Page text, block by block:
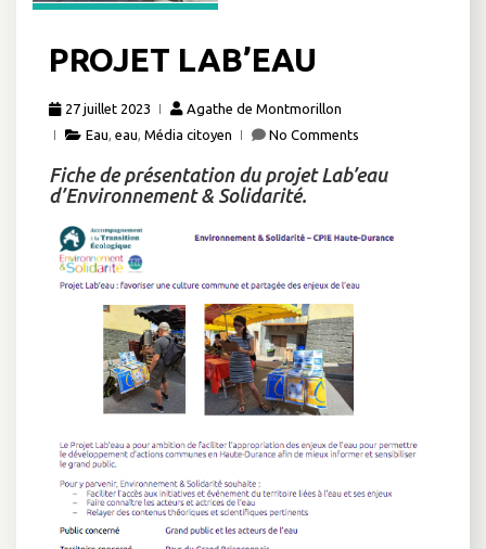
PROJET LAB’EAU
27 juillet 2023
Agathe de Montmorillon
Eau, eau, Média citoyen No Comments
Fiche de présentation du projet Lab’eau
d’Environnement & Solidarité.